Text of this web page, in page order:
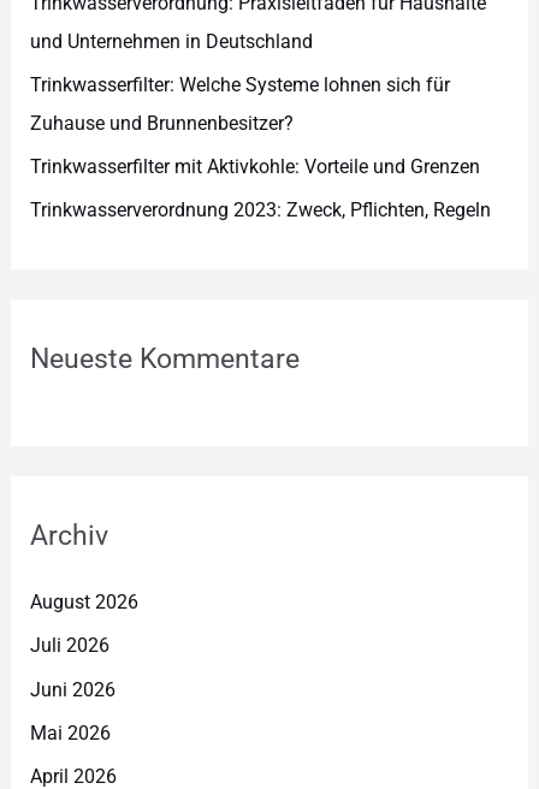
und Unternehmen in Deutschland
Trinkwasserfilter: Welche Systeme lohnen sich für
Zuhause und Brunnenbesitzer?
Trinkwasserfilter mit Aktivkohle: Vorteile und Grenzen
Trinkwasserverordnung 2023: Zweck, Pflichten, Regeln
Neueste Kommentare
Archiv
August 2026
Juli 2026
Juni 2026
Mai 2026
April 2026